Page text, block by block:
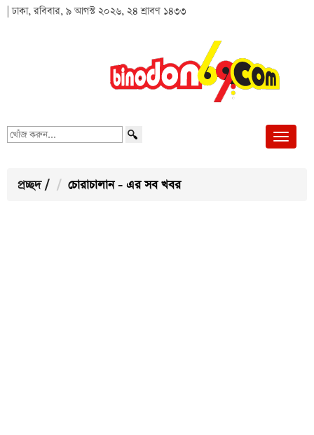
| ঢাকা, রবিবার, ৯ আগস্ট ২০২৬, ২৪ শ্রাবণ ১৪৩৩
খোঁজ
প্রচ্ছদ / চোরাচালান - এর সব খবর